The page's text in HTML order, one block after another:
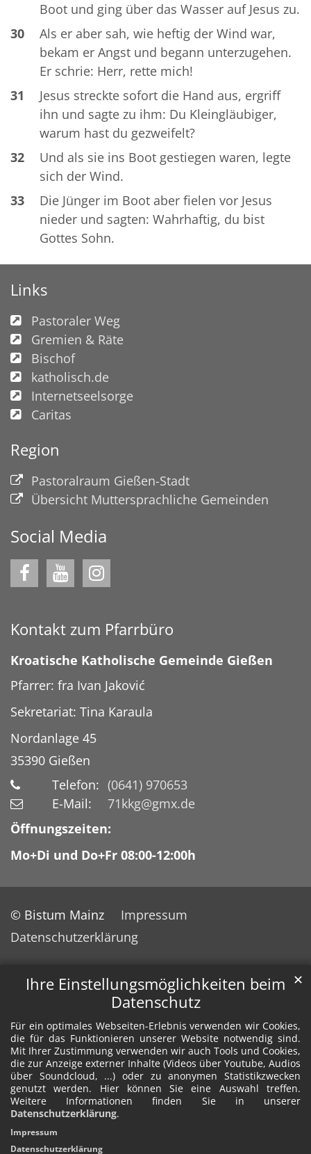
Ihre Einstellungsmöglichkeiten beim
Datenschutz
Für ein optimales Webseiten-Erlebnis verwenden wir Cookies,
die für das Funktionieren unserer Website notwendig sind.
Mit Ihrer Zustimmung verwenden wir auch Tools und Cookies,
die zur Anzeige externer Inhalte (Videos über Youtube, Audios
über Soundcloud, ...) oder zu anonymen Statistikzwecken
genutzt werden. Hier können Sie eine Auswahl treffen.
Weitere Informationen finden Sie in unserer
Datenschutzerklärung.
✕
Impressum
Datenschutzerklärung
Boot und ging über das Wasser auf Jesus zu.
30
Als er aber sah, wie heftig der Wind war,
bekam er Angst und begann unterzugehen.
Er schrie: Herr, rette mich!
31
Jesus streckte sofort die Hand aus, ergriff
ihn und sagte zu ihm: Du Kleingläubiger,
warum hast du gezweifelt?
32
Und als sie ins Boot gestiegen waren, legte
sich der Wind.
33
Die Jünger im Boot aber fielen vor Jesus
nieder und sagten: Wahrhaftig, du bist
Gottes Sohn.
Links
Pastoraler Weg
Gremien & Räte
Bischof
katholisch.de
Internetseelsorge
Caritas
Region
Pastoralraum Gießen-Stadt
Übersicht Muttersprachliche Gemeinden
Social Media
Kontakt zum Pfarrbüro
Kroatische Katholische Gemeinde Gießen
Pfarrer: fra Ivan Jaković
Sekretariat: Tina Karaula
Nordanlage 45
35390 Gießen
Telefon: (0641) 970653
E-Mail:
71kkg@gmx.de
Öffnungszeiten:
Mo+Di und Do+Fr 08:00-12:00h
© Bistum Mainz
Impressum
Datenschutzerklärung